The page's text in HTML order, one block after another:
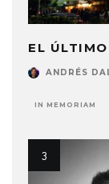
EL
ANDRÉS
IN MEMORIAM